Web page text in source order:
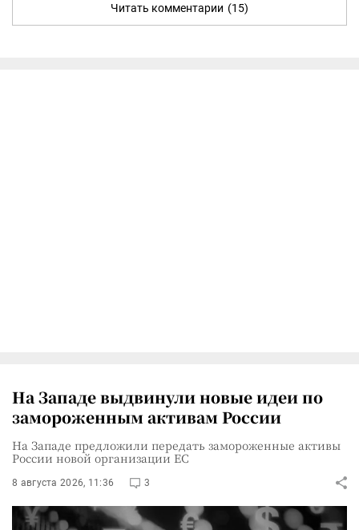
Читать комментарии (15)
На Западе выдвинули новые идеи по
замороженным активам России
На Западе предложили передать замороженные активы
России новой организации ЕС
8 августа 2026, 11:36 3